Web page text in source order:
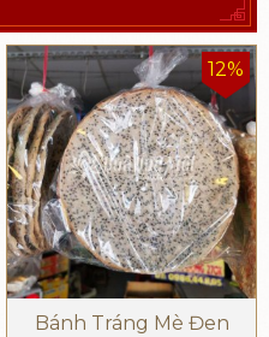
12%
Bánh Tráng Mè Đen